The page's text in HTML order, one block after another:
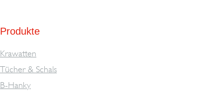
Produkte
Krawatten
Tücher & Schals
B-Hanky